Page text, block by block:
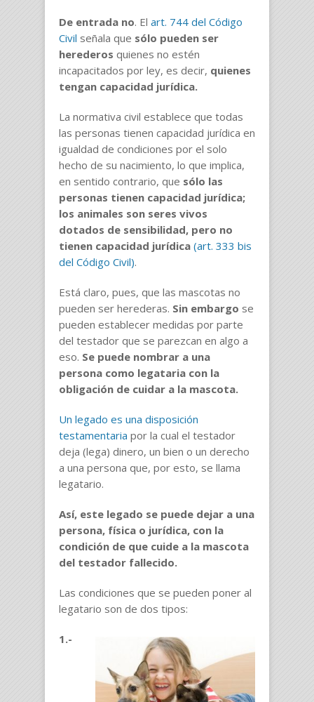
De entrada no. El art. 744 del Código
Civil señala que sólo pueden ser
herederos quienes no estén
incapacitados por ley, es decir, quienes
tengan capacidad jurídica.
La normativa civil establece que todas
las personas tienen capacidad jurídica en
igualdad de condiciones por el solo
hecho de su nacimiento, lo que implica,
en sentido contrario, que sólo las
personas tienen capacidad jurídica;
los animales son seres vivos
dotados de sensibilidad, pero no
tienen capacidad jurídica (art. 333 bis
del Código Civil).
Está claro, pues, que las mascotas no
pueden ser herederas. Sin embargo se
pueden establecer medidas por parte
del testador que se parezcan en algo a
eso. Se puede nombrar a una
persona como legataria con la
obligación de cuidar a la mascota.
Un legado es una disposición
testamentaria por la cual el testador
deja (lega) dinero, un bien o un derecho
a una persona que, por esto, se llama
legatario.
Así, este legado se puede dejar a una
persona, física o jurídica, con la
condición de que cuide a la mascota
del testador fallecido.
Las condiciones que se pueden poner al
legatario son de dos tipos:
1.-